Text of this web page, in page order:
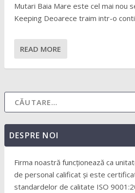
Mutari Baia Mare este cel mai nou
Keeping Deoarece traim intr-o
READ MORE
DESPRE NOI
Firma noastră funcționează ca
de personal calificat și este
standardelor de calitate ISO